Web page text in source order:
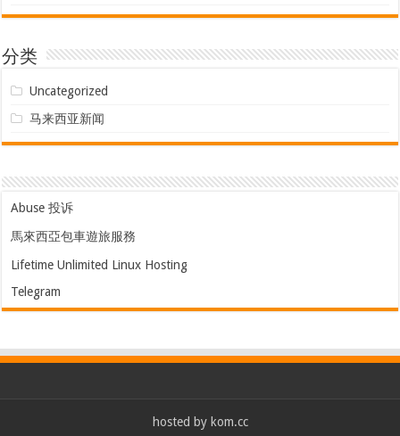
分类
Uncategorized
马来西亚新闻
Abuse 投诉
馬來西亞包車遊旅服務
Lifetime Unlimited Linux Hosting
Telegram
hosted by kom.cc